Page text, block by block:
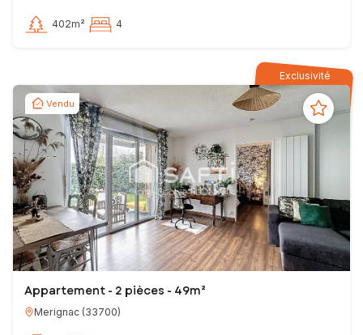
402m² 4
Exclusivité
Vendu
Appartement - 2 pièces - 49m²
Merignac (33700)